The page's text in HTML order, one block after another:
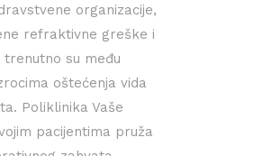
organizacije,
refraktivne greške i
su među
oštećenja vida
Poliklinika Vaše
pacijentima pruža